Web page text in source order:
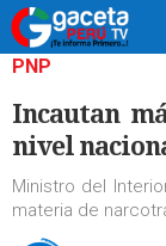
PNP
Incautan
nivel
Ministro del
materia de